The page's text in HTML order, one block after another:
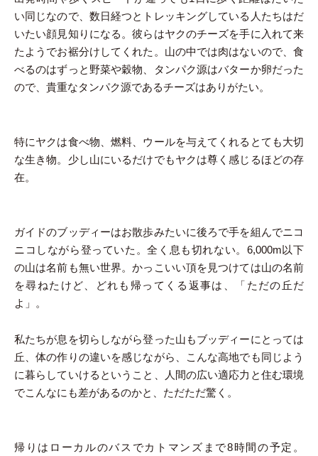
い同じなので、数日経つとトレッキングしている人たちはだ
いたい顔見知りになる。彼らはヤクのチーズを手に入れて来
たようでお裾分けしてくれた。山の中では肉はないので、食
べるのはずっと野菜や穀物、タンパク源はバターか卵だった
ので、貴重なタンパク源であるチーズはありがたい。
特にヤクは食べ物、燃料、ウールを与えてくれるとても大切
な生き物。少し山にいるだけでもヤクは尊く感じるほどの存
在。
ガイドのブッディーはお散歩みたいに後ろで手を組んでニコ
ニコしながら登っていた。全く息も切れない。6,000m以下
の山は名前も無い世界。かっこいい頂を見つけては山の名前
を尋ねたけど、どれも帰ってくる返事は、「ただの丘だ
よ」。
私たちが息を切らしながら登った山もブッディーにとっては
丘、体の作りの違いを感じながら、こんな高地でも同じよう
に暮らしていけるということ、人間の広い適応力と住む環境
でこんなにも差があるのかと、ただただ驚く。
帰りはローカルのバスでカトマンズまで8時間の予定。